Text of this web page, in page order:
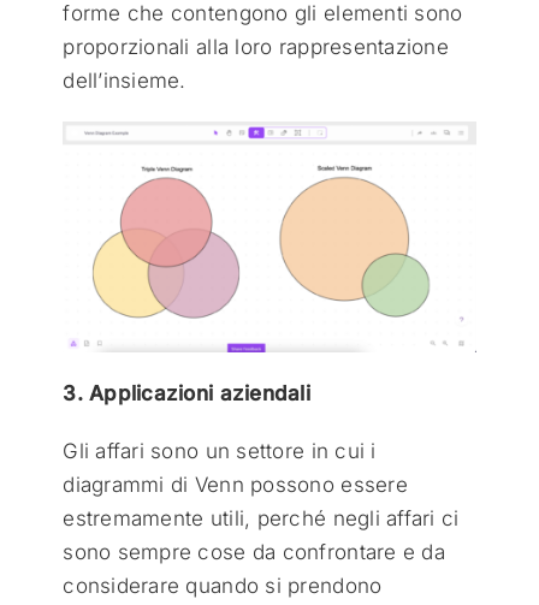
forme che contengono gli elementi sono
proporzionali alla loro rappresentazione
dell’insieme.
3. Applicazioni aziendali
Gli affari sono un settore in cui i
diagrammi di Venn possono essere
estremamente utili, perché negli affari ci
sono sempre cose da confrontare e da
considerare quando si prendono